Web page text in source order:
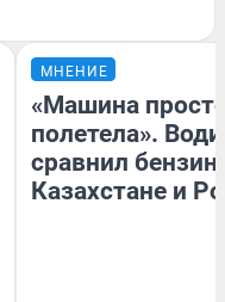
МНЕНИЕ
«Машина
полетела».
сравнил бензин
Казахстане и